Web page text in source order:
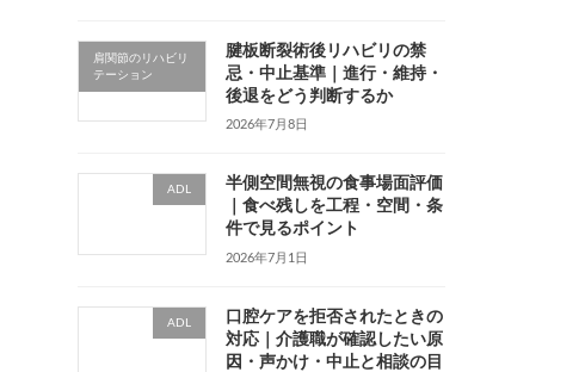
肩関節のリハビリ
テーション
腱板断裂術後リハビリの禁
忌・中止基準｜進行・維持・
後退をどう判断するか
2026年7月8日
ADL
半側空間無視の食事場面評価
｜食べ残しを工程・空間・条
件で見るポイント
2026年7月1日
ADL
口腔ケアを拒否されたときの
対応｜介護職が確認したい原
因・声かけ・中止と相談の目